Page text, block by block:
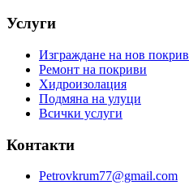
Услуги
Изграждане на нов покрив
Ремонт на покриви
Хидроизолация
Подмяна на улуци
Всички услуги
Контакти
Petrovkrum77@gmail.com